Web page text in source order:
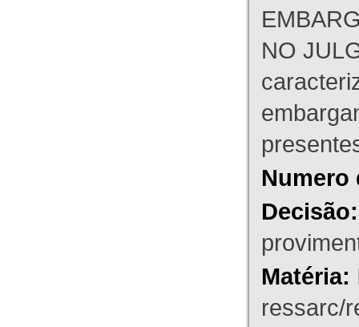
NO
Numero
Decisão:
Matéria:
ressarc/